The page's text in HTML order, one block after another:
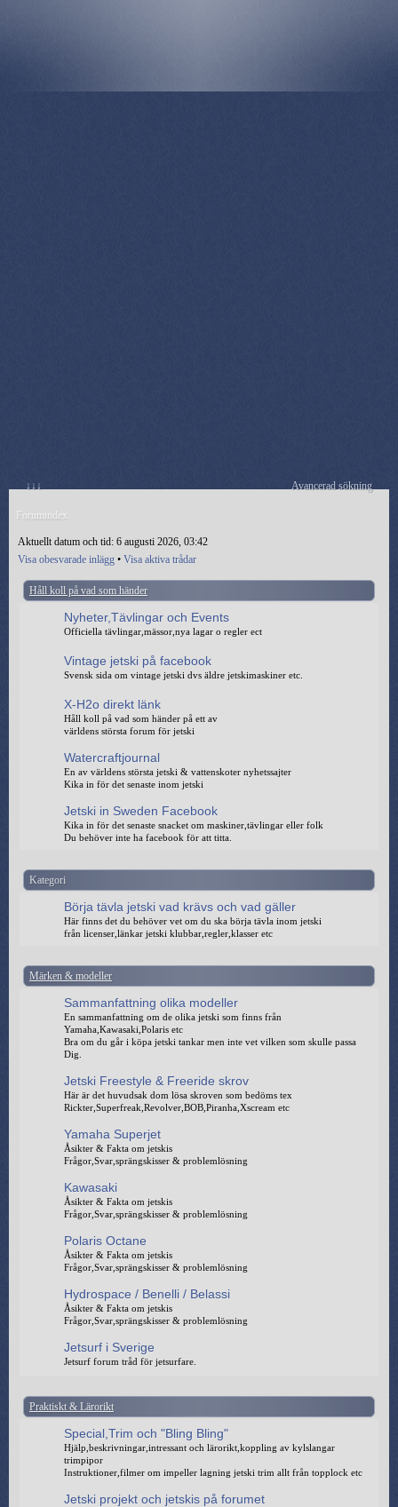
↓↓↓ Avancerad sökning
Forumindex
Aktuellt datum och tid: 6 augusti 2026, 03:42
Visa obesvarade inlägg • Visa aktiva trådar
Håll koll på vad som händer
Nyheter,Tävlingar och Events
Officiella tävlingar,mässor,nya lagar o regler ect
Vintage jetski på facebook
Svensk sida om vintage jetski dvs äldre jetskimaskiner etc.
X-H2o direkt länk
Håll koll på vad som händer på ett av
världens största forum för jetski
Watercraftjournal
En av världens största jetski & vattenskoter nyhetssajter
Kika in för det senaste inom jetski
Jetski in Sweden Facebook
Kika in för det senaste snacket om maskiner,tävlingar eller folk
Du behöver inte ha facebook för att titta.
Kategori
Börja tävla jetski vad krävs och vad gäller
Här finns det du behöver vet om du ska börja tävla inom jetski
från licenser,länkar jetski klubbar,regler,klasser etc
Märken & modeller
Sammanfattning olika modeller
En sammanfattning om de olika jetski som finns från
Yamaha,Kawasaki,Polaris etc
Bra om du går i köpa jetski tankar men inte vet vilken som skulle passa
Dig.
Jetski Freestyle & Freeride skrov
Här är det huvudsak dom lösa skroven som bedöms tex
Rickter,Superfreak,Revolver,BOB,Piranha,Xscream etc
Yamaha Superjet
Åsikter & Fakta om jetskis
Frågor,Svar,sprängskisser & problemlösning
Kawasaki
Åsikter & Fakta om jetskis
Frågor,Svar,sprängskisser & problemlösning
Polaris Octane
Åsikter & Fakta om jetskis
Frågor,Svar,sprängskisser & problemlösning
Hydrospace / Benelli / Belassi
Åsikter & Fakta om jetskis
Frågor,Svar,sprängskisser & problemlösning
Jetsurf i Sverige
Jetsurf forum tråd för jetsurfare.
Praktiskt & Lärorikt
Special,Trim och "Bling Bling"
Hjälp,beskrivningar,intressant och lärorikt,koppling av kylslangar
trimpipor
Instruktioner,filmer om impeller lagning jetski trim allt från topplock etc
Jetski projekt och jetskis på forumet